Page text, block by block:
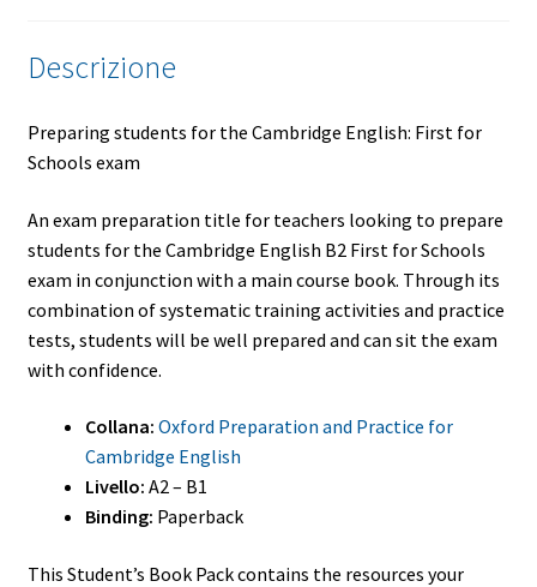
Descrizione
Preparing students for the Cambridge English: First for
Schools exam
An exam preparation title for teachers looking to prepare
students for the Cambridge English B2 First for Schools
exam in conjunction with a main course book. Through its
combination of systematic training activities and practice
tests, students will be well prepared and can sit the exam
with confidence.
Collana: Oxford Preparation and Practice for
Cambridge English
Livello: A2 – B1
Binding: Paperback
This Student’s Book Pack contains the resources your